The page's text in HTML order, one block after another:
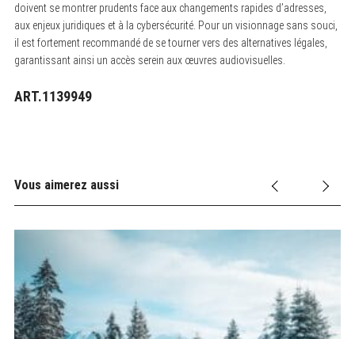
doivent se montrer prudents face aux changements rapides d’adresses,
aux enjeux juridiques et à la cybersécurité. Pour un visionnage sans souci,
il est fortement recommandé de se tourner vers des alternatives légales,
garantissant ainsi un accès serein aux œuvres audiovisuelles.
ART.1139949
Vous aimerez aussi